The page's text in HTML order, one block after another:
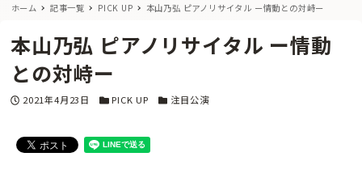
ホーム 記事一覧 PICK UP 本山乃弘 ピアノリサイタル ー情動との対峙ー
本山乃弘 ピアノリサイタル ー情動
との対峙ー
投稿日
2021年4月23日 カテゴリー
PICK UP カテゴリー
注目公演